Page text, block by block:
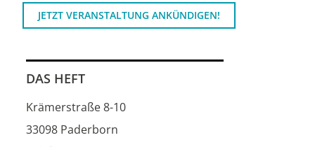
JETZT VERANSTALTUNG ANKÜNDIGEN!
DAS HEFT
Krämerstraße 8-10
33098 Paderborn